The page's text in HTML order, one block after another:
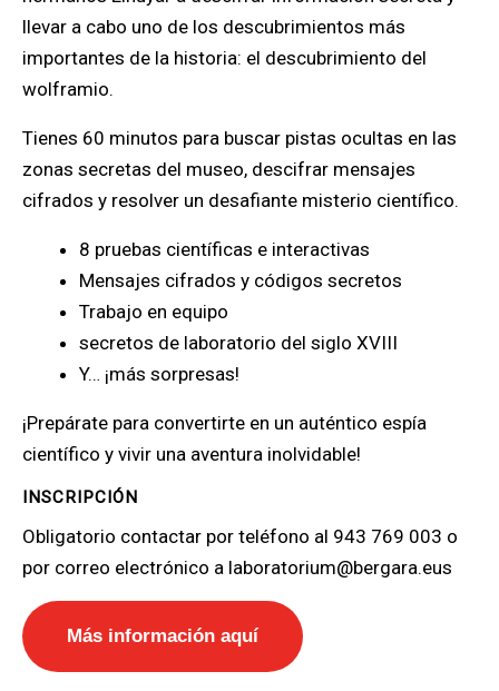
llevar a cabo uno de los descubrimientos más
importantes de la historia: el descubrimiento del
wolframio.
Tienes 60 minutos para buscar pistas ocultas en las
zonas secretas del museo, descifrar mensajes
cifrados y resolver un desafiante misterio científico.
8 pruebas científicas e interactivas
Mensajes cifrados y códigos secretos
Trabajo en equipo
secretos de laboratorio del siglo XVIII
Y… ¡más sorpresas!
¡Prepárate para convertirte en un auténtico espía
científico y vivir una aventura inolvidable!
INSCRIPCIÓN
Obligatorio contactar por teléfono al 943 769 003 o
por correo electrónico a laboratorium@bergara.eus
Más información aquí